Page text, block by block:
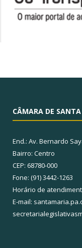
CÂMARA DE
End.: Av. Bernardo
Bairro: Centro
CEP: 68780-000
Fone: (91) 3442-1263
Horário de
E-mail: